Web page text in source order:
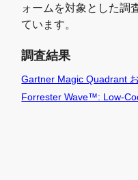
ォームを対象とした調
ています。
調査結果
Gartner Magic Quadrant
Forrester Wave™: Low-